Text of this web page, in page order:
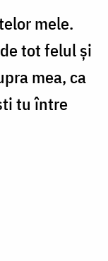
mele.
tot felul şi
mea, ca
tu între